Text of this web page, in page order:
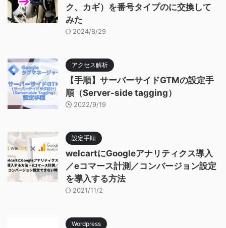
ク、カギ）を番号タイプのに交換して
みた
2024/8/29
アクセス解析
【手順】サーバーサイドGTMの設定手
順（Server-side tagging）
2022/9/19
設定手順
welcartにGoogleアナリティクス導入
／eコマース計測／コンバージョン設定
を導入する方法
2021/11/2
Wordpress